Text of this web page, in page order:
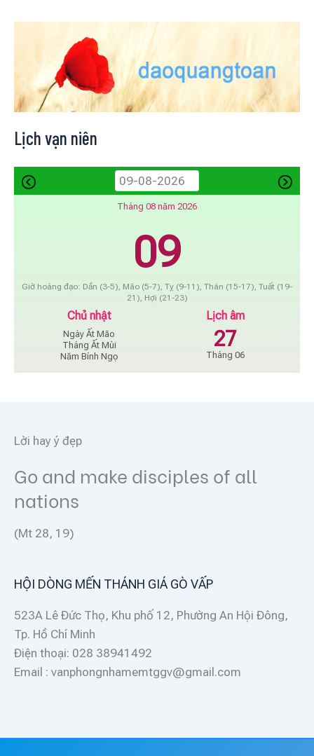
Lịch vạn niên
Tháng 08 năm 2026
09
Giờ hoàng đạo: Dần (3-5), Mão (5-7), Tỵ (9-11), Thân (15-17), Tuất (19-
21), Hợi (21-23)
Chủ nhật
Ngày Ất Mão
Tháng Ất Mùi
Năm Bính Ngọ
Lịch âm
27
Tháng 06
Lời hay ý đẹp
Go and make disciples of all
nations
(Mt 28, 19)
HỘI DÒNG MẾN THÁNH GIÁ GÒ VẤP
523A Lê Đức Thọ, Khu phố 12, Phường An Hội Đông,
Tp. Hồ Chí Minh
Điện thoại: 028 38941492
Email : vanphongnhamemtggv@gmail.com